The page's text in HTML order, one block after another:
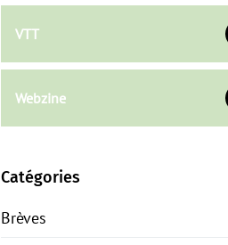
VTT
Webzine
Catégories
Brèves